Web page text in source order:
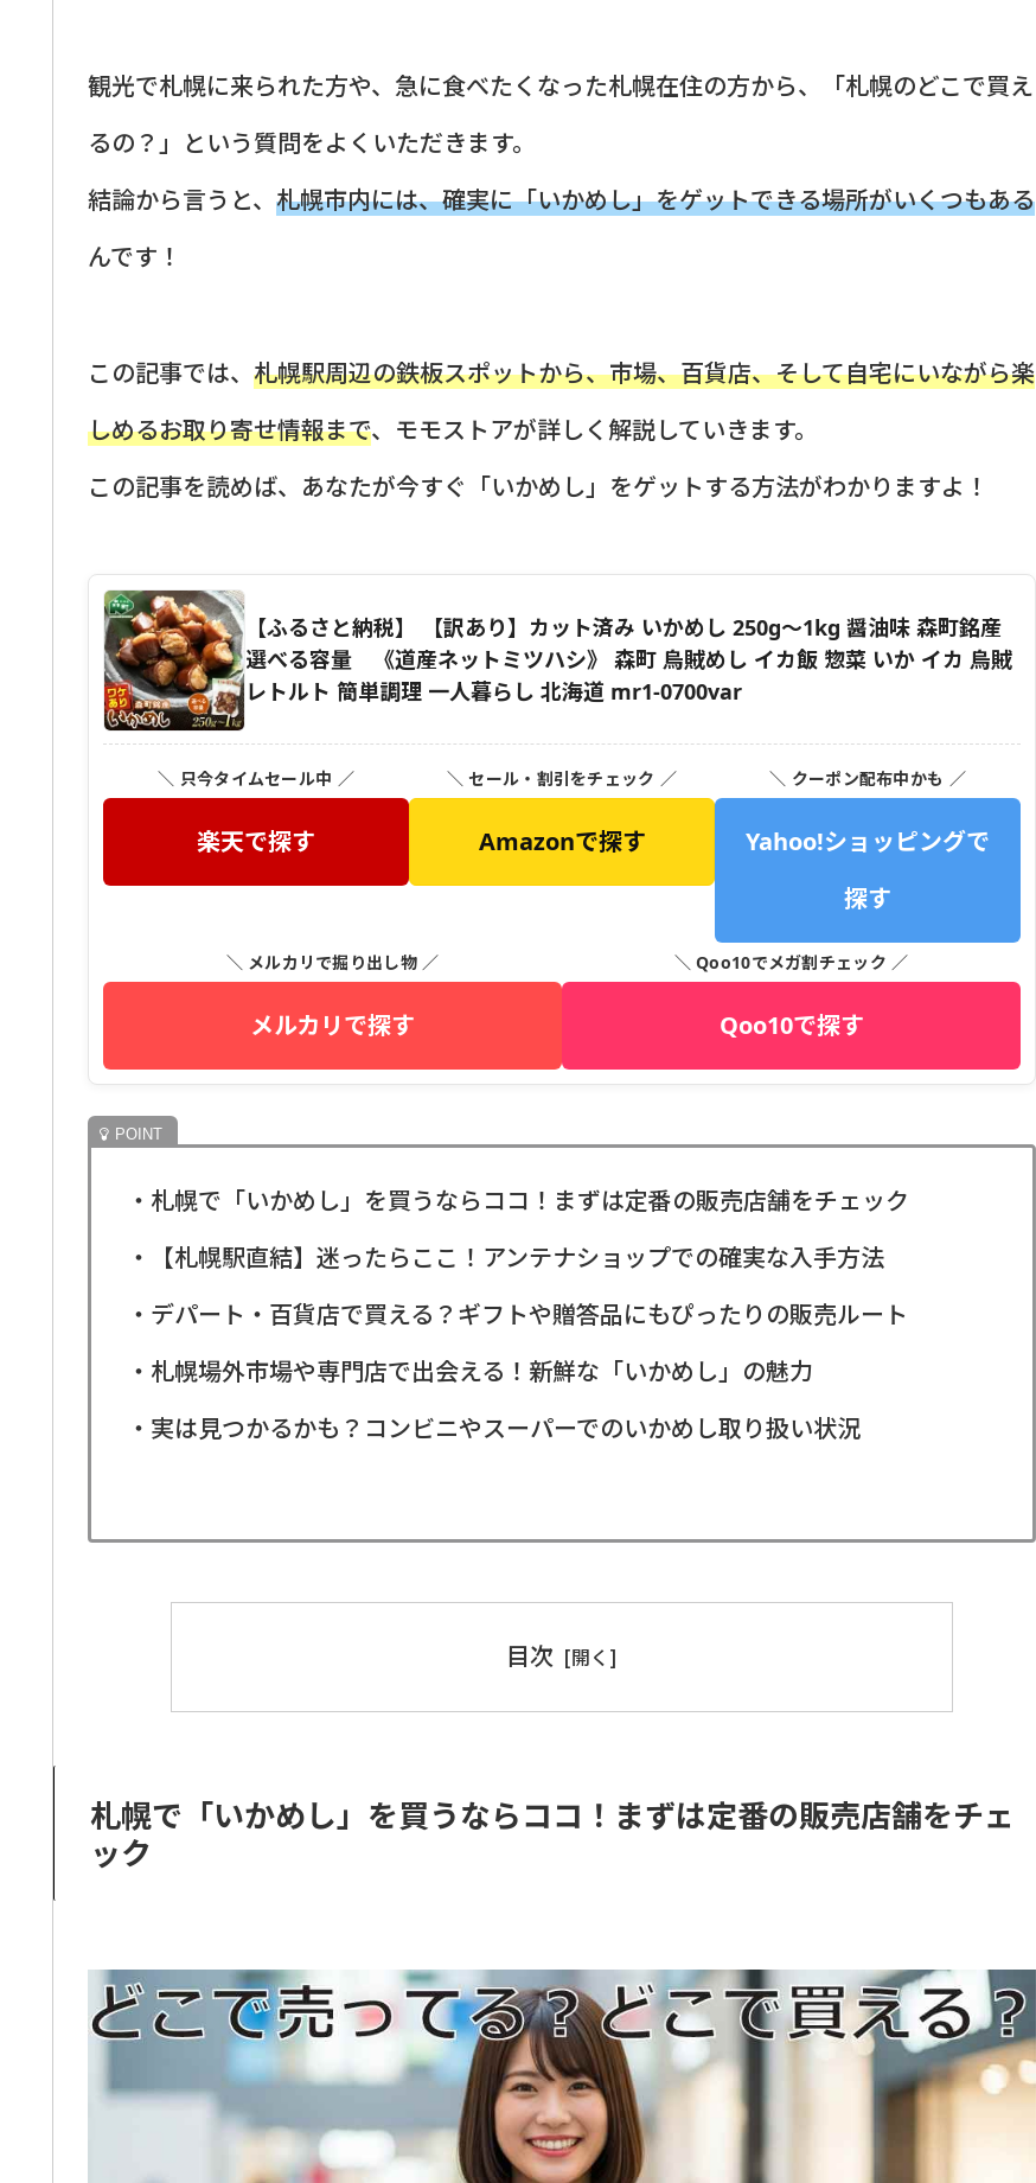
観光で札幌に来られた方や、急に食べたくなった札幌在住の方から、「札幌のどこで買え
るの？」という質問をよくいただきます。
結論から言うと、 札幌市内には、確実に「いかめし」をゲットできる場所がいくつもある
んです！
この記事では、 札幌駅周辺の鉄板スポットから、市場、百貨店、そして自宅にいながら楽
しめるお取り寄せ情報まで、モモストアが詳しく解説していきます。
この記事を読めば、あなたが今すぐ「いかめし」をゲットする方法がわかりますよ！
【ふるさと納税】 【訳あり】カット済み いかめし 250g～1kg 醤油味 森町銘産
選べる容量 《道産ネットミツハシ》 森町 烏賊めし イカ飯 惣菜 いか イカ 烏賊
レトルト 簡単調理 一人暮らし 北海道 mr1-0700var
＼ 只今タイムセール中 ／
楽天で探す
＼ セール・割引をチェック ／
Amazonで探す
＼ クーポン配布中かも ／
Yahoo!ショッピングで
探す
＼ メルカリで掘り出し物 ／
メルカリで探す
＼ Qoo10でメガ割チェック ／
Qoo10で探す
・札幌で「いかめし」を買うならココ！まずは定番の販売店舗をチェック
・【札幌駅直結】迷ったらここ！アンテナショップでの確実な入手方法
・デパート・百貨店で買える？ギフトや贈答品にもぴったりの販売ルート
・札幌場外市場や専門店で出会える！新鮮な「いかめし」の魅力
・実は見つかるかも？コンビニやスーパーでのいかめし取り扱い状況
目次
札幌で「いかめし」を買うならココ！まずは定番の販売店舗をチェ
ック